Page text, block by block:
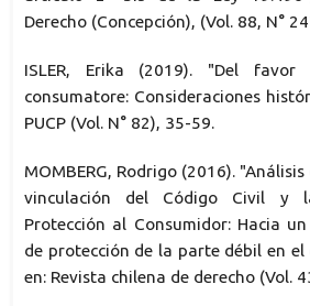
Derecho (Concepción), (Vol. 88, N°
ISLER, Erika (2019). "Del
consumatore: Consideraciones
PUCP (Vol. N° 82), 35-59.
MOMBERG, Rodrigo (2016).
vinculación del Código Civil y
Protección al Consumidor: Hacia
de protección de la parte débil en el
en: Revista chilena de derecho (Vol.